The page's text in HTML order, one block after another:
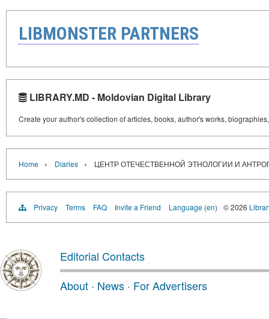
LIBMONSTER PARTNERS
LIBRARY.MD - Moldovian Digital Library
Create your author's collection of articles, books, author's works,
Home › Diaries › ЦЕНТР ОТЕЧЕСТВЕННОЙ ЭТНОЛОГИИ И
Privacy Terms FAQ Invite a Friend Language (en) © 2026
Editorial Contacts
About · News · For Advertisers